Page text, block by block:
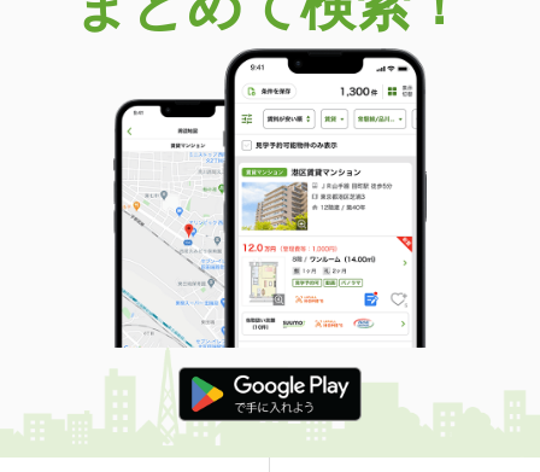
価 格
13.30万円
千葉県印西市西の原３丁目
75.21m²
間取り
3LDK
千葉県松戸市新松戸東
価 格
12万円
住 所
千葉県松戸市新松戸東
専有面積 66.7m²
間取り
3LDK
千葉県柏市十余二
価 格
12.90万円
住 所
千葉県柏市十余二
専有面積